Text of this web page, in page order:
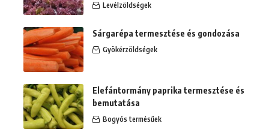
Levélzöldségek
Sárgarépa termesztése és gondozása
Gyökérzöldségek
Elefántormány paprika termesztése és
bemutatása
Bogyós termésűek